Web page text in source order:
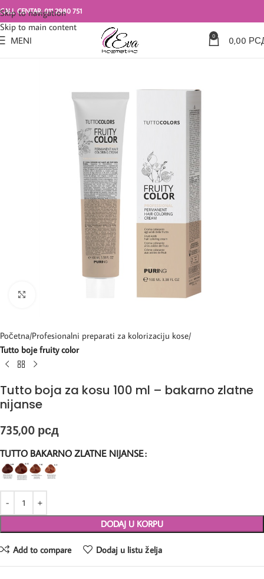
Skip to navigation
Skip to main content
CALL CENTAR: 011 2980 751
MENI 0 0,00
Početna Profesionalni preparati za kolorizaciju kose
Tutto boje fruity color
Tutto boja za kosu 100 ml – bakarno zlatne
nijanse
735,00 рсд
TUTTO BAKARNO ZLATNE NIJANSE
DODAJ U KORPU
Add to compare Dodaj u listu želja